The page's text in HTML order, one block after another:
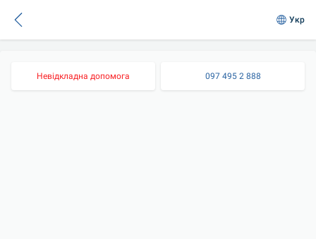
Укр
Невідкладна допомога 097 495 2 888